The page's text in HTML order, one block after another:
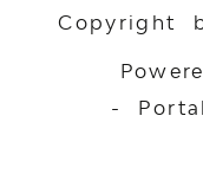
Copyright
-